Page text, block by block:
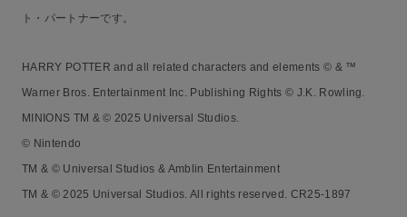
ト・パートナーです。
HARRY POTTER and all related characters and elements © & ™
Warner Bros. Entertainment Inc. Publishing Rights © J.K. Rowling.
MINIONS TM & © 2025 Universal Studios.
© Nintendo
TM & © Universal Studios & Amblin Entertainment
TM & © 2025 Universal Studios. All rights reserved. CR25-1897